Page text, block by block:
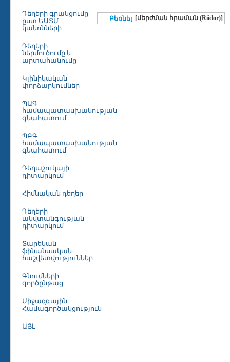
Դեղերի գրանցումը
ըստ ԵԱՏՄ
կանոնների
Դեղերի
ներմուծումը և
արտահանումը
Կլինիկական
փորձարկումներ
ՊԱԳ
համապատասխանության
գնահատում
ՊԲԳ
համապատասխանության
գնահատում
Դեղաշուկայի
դիտարկում
Հիմնական դեղեր
Դեղերի
անվտանգության
դիտարկում
Տարեկան
ֆինանսական
հաշվետվություններ
Գնումների
գործընթաց
Միջազգային
Համագործակցություն
ԱՅԼ
Բեռնել [մերժման հրաման (Riidor)]